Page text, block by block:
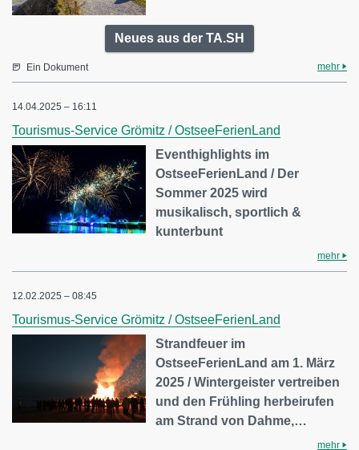
Neues aus der TA.SH
Ein Dokument mehr
14.04.2025 – 16:11
Tourismus-Service Grömitz / OstseeFerienLand
Eventhighlights im
OstseeFerienLand / Der
Sommer 2025 wird
musikalisch, sportlich &
kunterbunt
mehr
12.02.2025 – 08:45
Tourismus-Service Grömitz / OstseeFerienLand
Strandfeuer im
OstseeFerienLand am 1. März
2025 / Wintergeister vertreiben
und den Frühling herbeirufen
am Strand von Dahme,…
mehr